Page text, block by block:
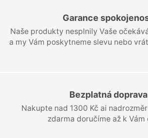
Garance
Naše produkty nesplnily Vaše
a my Vám poskytneme slevu nebo
Bezplatná doprava
Nakupte nad 1300 Kč ai
zdarma doručíme až k Vám